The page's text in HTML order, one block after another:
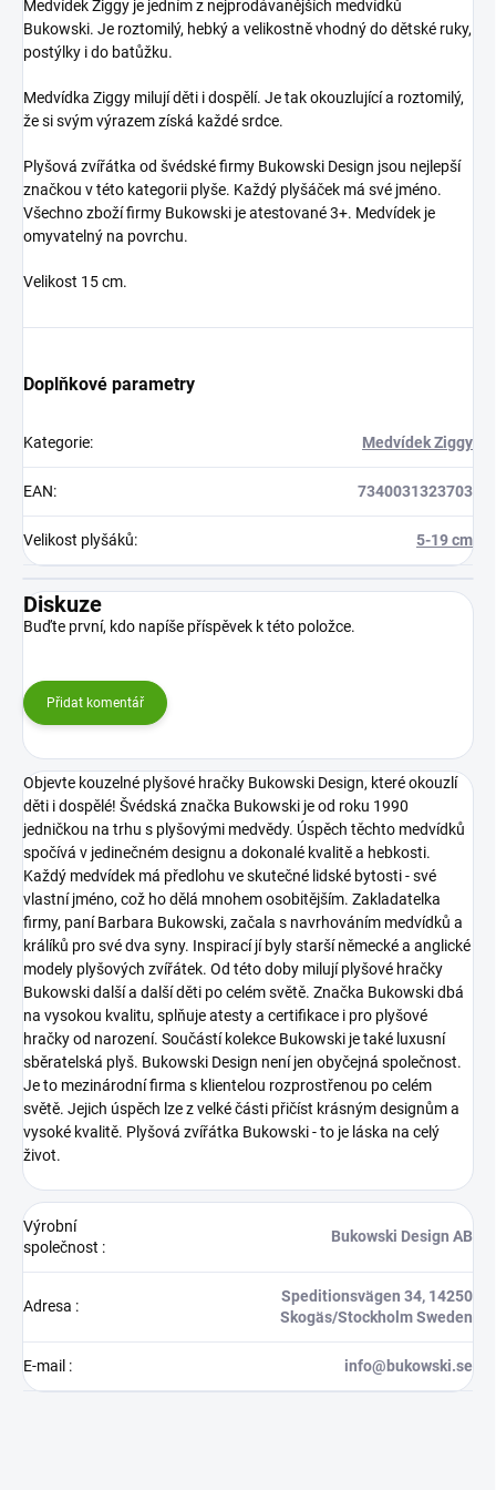
Medvídek Ziggy je jedním z nejprodávanějších medvídků
Bukowski. Je roztomilý, hebký a velikostně vhodný do dětské ruky,
postýlky i do batůžku.
Medvídka Ziggy milují děti i dospělí. Je tak okouzlující a roztomilý,
že si svým výrazem získá každé srdce.
Plyšová zvířátka od švédské firmy Bukowski Design jsou nejlepší
značkou v této kategorii plyše. Každý plyšáček má své jméno.
Všechno zboží firmy Bukowski je atestované 3+. Medvídek je
omyvatelný na povrchu.
Velikost 15 cm.
Doplňkové parametry
Kategorie: Medvídek Ziggy
EAN: 7340031323703
Velikost plyšáků: 5-19 cm
Diskuze
Buďte první, kdo napíše příspěvek k této položce.
Přidat komentář
Objevte kouzelné plyšové hračky Bukowski Design, které okouzlí
děti i dospělé! Švédská značka Bukowski je od roku 1990
jedničkou na trhu s plyšovými medvědy. Úspěch těchto medvídků
spočívá v jedinečném designu a dokonalé kvalitě a hebkosti.
Každý medvídek má předlohu ve skutečné lidské bytosti - své
vlastní jméno, což ho dělá mnohem osobitějším. Zakladatelka
firmy, paní Barbara Bukowski, začala s navrhováním medvídků a
králíků pro své dva syny. Inspirací jí byly starší německé a anglické
modely plyšových zvířátek. Od této doby milují plyšové hračky
Bukowski další a další děti po celém světě. Značka Bukowski dbá
na vysokou kvalitu, splňuje atesty a certifikace i pro plyšové
hračky od narození. Součástí kolekce Bukowski je také luxusní
sběratelská plyš. Bukowski Design není jen obyčejná společnost.
Je to mezinárodní firma s klientelou rozprostřenou po celém
světě. Jejich úspěch lze z velké části přičíst krásným designům a
vysoké kvalitě. Plyšová zvířátka Bukowski - to je láska na celý
život.
Výrobní
společnost :
Bukowski Design AB
Adresa :
Speditionsvägen 34, 14250
Skogäs/Stockholm Sweden
E-mail : info@bukowski.se